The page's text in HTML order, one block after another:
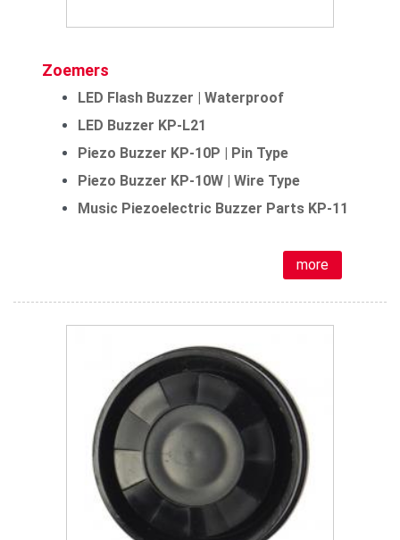
Zoemers
LED Flash Buzzer | Waterproof
LED Buzzer KP-L21
Piezo Buzzer KP-10P | Pin Type
Piezo Buzzer KP-10W | Wire Type
Music Piezoelectric Buzzer Parts KP-11
more